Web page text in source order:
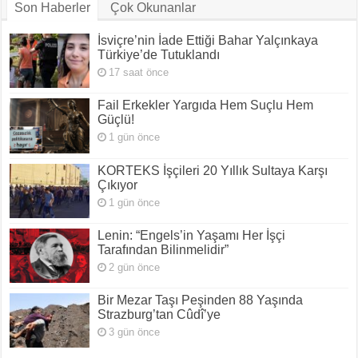
Son Haberler Çok Okunanlar
İsviçre’nin İade Ettiği Bahar Yalçınkaya
Türkiye’de Tutuklandı
17 saat önce
Fail Erkekler Yargıda Hem Suçlu Hem
Güçlü!
1 gün önce
KORTEKS İşçileri 20 Yıllık Sultaya Karşı
Çıkıyor
1 gün önce
Lenin: “Engels’in Yaşamı Her İşçi
Tarafından Bilinmelidir”
2 gün önce
Bir Mezar Taşı Peşinden 88 Yaşında
Strazburg’tan Cûdî’ye
3 gün önce